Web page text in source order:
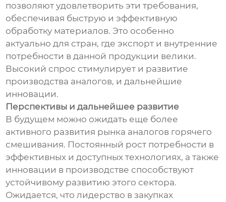
позволяют удовлетворить эти требования,
обеспечивая быструю и эффективную
обработку материалов. Это особенно
актуально для стран, где экспорт и внутренние
потребности в данной продукции велики.
Высокий спрос стимулирует и развитие
производства аналогов, и дальнейшие
инновации.
Перспективы и дальнейшее развитие
В будущем можно ожидать еще более
активного развития рынка аналогов горячего
смешивания. Постоянный рост потребности в
эффективных и доступных технологиях, а также
инновации в производстве способствуют
устойчивому развитию этого сектора.
Ожидается, что лидерство в закупках